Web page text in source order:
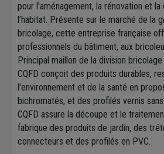
pour l'aménagement, la rénovation et
l’habitat. Présente sur le marché de la
bricolage, cette entreprise française
professionnels du bâtiment, aux
Principal maillon de la division
CQFD conçoit des produits durables,
l'environnement et de la santé en
bichromatés, et des profilés vernis
CQFD assure la découpe et le
fabrique des produits de jardin, des
connecteurs et des profilés en PVC.